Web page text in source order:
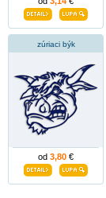
zúriaci býk
od 3,80 €